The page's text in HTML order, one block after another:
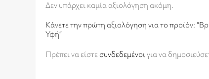
Δεν υπάρχει καμία αξιολόγηση ακόμη.
Κάνετε την πρώτη αξιολόγηση για το προϊόν:
Υφή”
Πρέπει να είστε συνδεδεμένοιγια να